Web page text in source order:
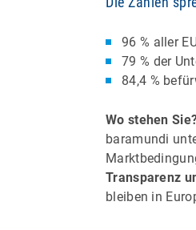
96 % aller
79 % der
84,4 %
Wo stehen
baramundi
Transparenz
bleiben in